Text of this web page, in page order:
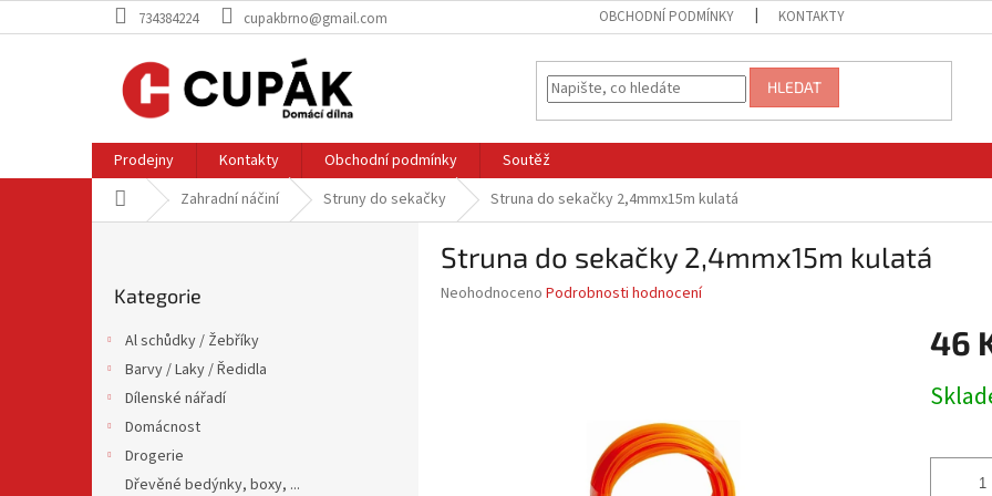
na
734384224 cupakbrno@gmail.com OBCHODNÍ PODMÍNKY KONTAKTY
HLEDAT
Prodejny Kontakty Obchodní podmínky
Soutěž
Domů Zahradní náčiní Struny do sekačky Struna do sekačky 2,4mmx15m kulatá
kategorie
Kategorie
Al schůdky / Žebříky
Barvy / Laky / Ředidla
Dílenské nářadí
Domácnost
Drogerie
Dřevěné bedýnky, boxy, ...
Struna do sekačky 2,4mmx15m kulatá
Průměrné
Neohodnoceno Podrobnosti hodnocení
46
cena: